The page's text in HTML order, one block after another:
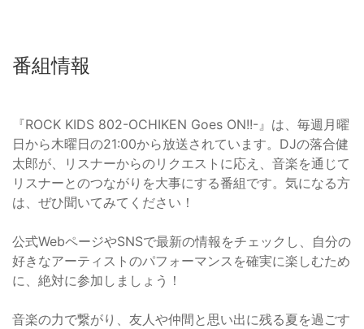
番組情報
『ROCK KIDS 802-OCHIKEN Goes ON!!-』は、毎週月曜
日から木曜日の21:00から放送されています。DJの落合健
太郎が、リスナーからのリクエストに応え、音楽を通じて
リスナーとのつながりを大事にする番組です。気になる方
は、ぜひ聞いてみてください！
公式WebページやSNSで最新の情報をチェックし、自分の
好きなアーティストのパフォーマンスを確実に楽しむため
に、絶対に参加しましょう！
音楽の力で繋がり、友人や仲間と思い出に残る夏を過ごす